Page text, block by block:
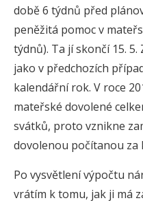
době 6 týdnů před
peněžitá pomoc v
týdnů). Ta jí skončí 15.
jako v předchozích
kalendářní rok. V roce
mateřské dovolené
svátků, proto vznikne
dovolenou počítanou za
Po vysvětlení výpočtu
vrátím k tomu, jak ji má